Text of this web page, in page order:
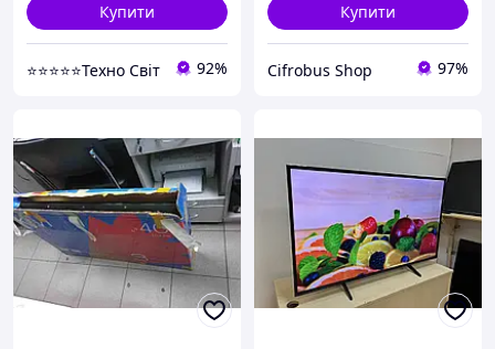
Купити
⭐⭐⭐⭐⭐Техно Світ 92%
Купити
Cifrobus Shop 97%